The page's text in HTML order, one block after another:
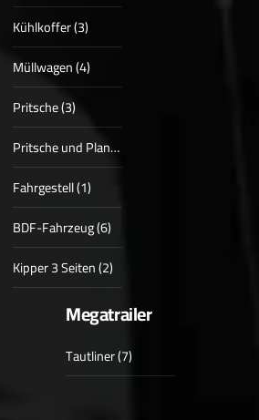
Kühlkoffer (3)
Müllwagen (4)
Pritsche (3)
Pritsche und Plane (1)
Fahrgestell (1)
BDF-Fahrzeug (6)
Kipper 3 Seiten (2)
Megatrailer
Tautliner (7)